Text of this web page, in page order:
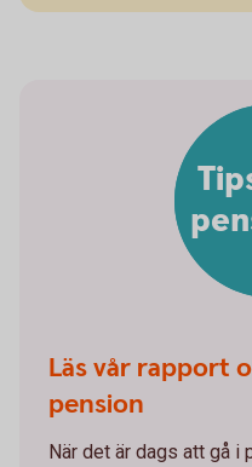
Läs vår rapport
pension
När det är dags att gå i